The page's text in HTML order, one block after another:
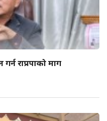
राप्रपाको माग